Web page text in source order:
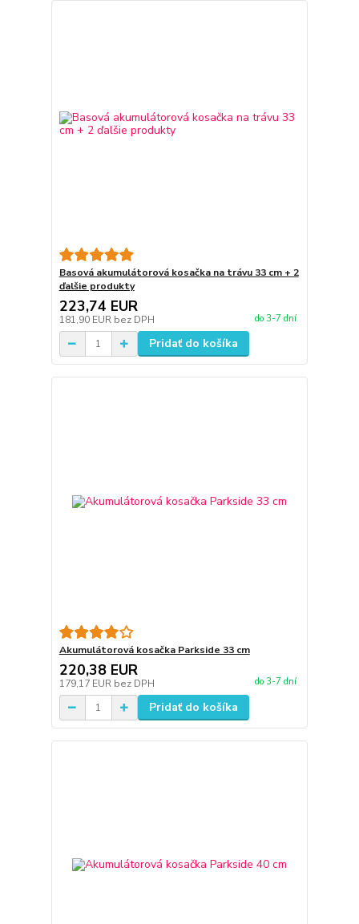
Basová akumulátorová kosačka na trávu 33 cm + 2
ďalšie produkty
223,74 EUR
181,90 EUR bez DPH do 3-7 dní
Pridať do košíka
Akumulátorová kosačka Parkside 33 cm
220,38 EUR
179,17 EUR bez DPH do 3-7 dní
Pridať do košíka